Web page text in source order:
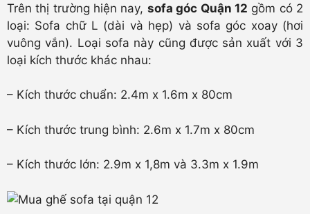
Trên thị trường hiện nay, sofa góc Quận 12 gồm có 2
loại: Sofa chữ L (dài và hẹp) và sofa góc xoay (hơi
vuông vắn). Loại sofa này cũng được sản xuất với 3
loại kích thước khác nhau:
– Kích thước chuẩn: 2.4m x 1.6m x 80cm
– Kích thước trung bình: 2.6m x 1.7m x 80cm
– Kích thước lớn: 2.9m x 1,8m và 3.3m x 1.9m